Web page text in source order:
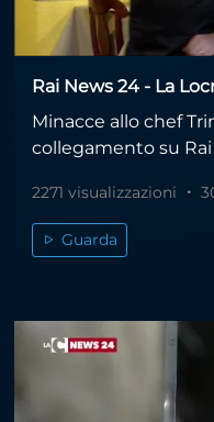
Rai News 24 - La
Minacce allo chef
collegamento su Rai
2271 visualizzazioni
Guarda